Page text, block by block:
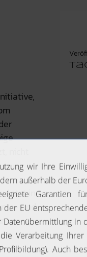
nicht
in
und
zu